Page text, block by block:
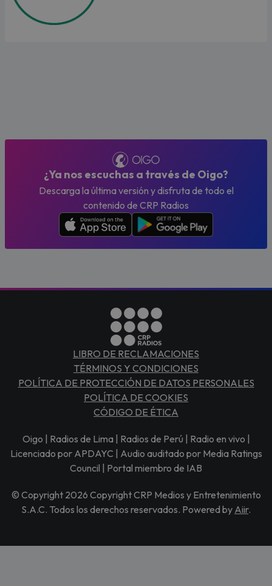
¿Ya nos escuchas a través de Oigo?
Descarga la última versión y disfruta de todo el
contenido de CRP Radios
LIBRO DE RECLAMACIONES
TÉRMINOS Y CONDICIONES
POLÍTICA DE PROTECCIÓN DE DATOS PERSONALES
POLÍTICA DE COOKIES
CÓDIGO DE ÉTICA
Oigo | Radios de Lima | Radios de Perú | Radio en vivo |
Licenciado por APDAYC | Audio auditado por Media Ratings
Council | Portal miembro de IAB
© Copyright 2026 Copyright CRP Medios y Entretenimiento
S.A.C. Todos los derechos reservados. Powered by Aiir.